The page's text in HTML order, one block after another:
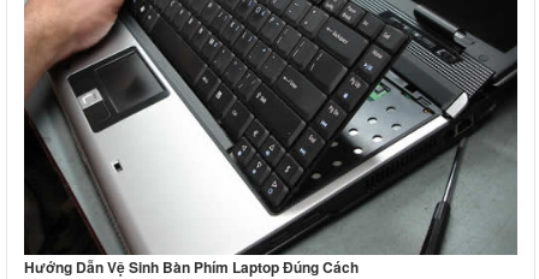
Hướng Dẫn Vệ Sinh Bàn Phím Laptop Đúng Cách